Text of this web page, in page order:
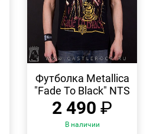
ПРОСМОТР
Футболка Metallica
"Fade To Black" NTS
2 490 ₽
В наличии